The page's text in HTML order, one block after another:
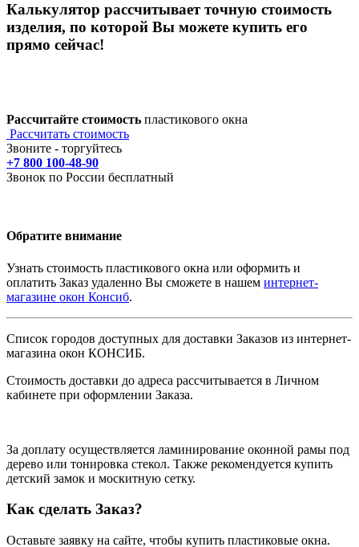
Калькулятор рассчитывает точную стоимость
изделия, по которой Вы можете купить его
прямо сейчас!
Рассчитайте стоимость пластикового окна
Рассчитать стоимость
Звоните - торгуйтесь
+7 800 100-48-90
Звонок по России бесплатный
Обратите внимание
Узнать стоимость пластикового окна или оформить и
оплатить Заказ удаленно Вы сможете в нашем интернет-
магазине окон Консиб.
Список городов доступных для доставки Заказов из интернет-
магазина окон КОНСИБ.
Стоимость доставки до адреса рассчитывается в Личном
кабинете при оформлении Заказа.
За доплату осуществляется ламинирование оконной рамы под
дерево или тонировка стекол. Также рекомендуется купить
детский замок и москитную сетку.
Как сделать Заказ?
Оставьте заявку на сайте, чтобы купить пластиковые окна.